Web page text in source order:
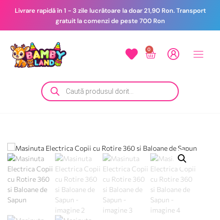
Livrare rapidă în 1 - 3 zile lucrătoare la doar 21,90 Ron. Transport
gratuit la comenzi de peste 700 Ron
0